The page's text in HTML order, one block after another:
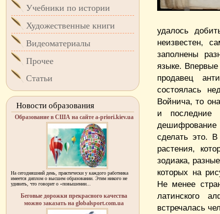
удалось
неизвестен,
заполнены
языке. Впервые
продавец
состоялась
Войнича, то
и последние
дешифрование
сделать это. В
растения,
зодиака,
которых на
Не менее
латинского
встречалась
Учебники по истории
Художественные книги
Видеоматериалы
Прочее
Статьи
Новости образования
Образование в США на сайте a-priori.kiev.ua
На сегодняшний день, практически у каждого работника
имеется диплом о высшем образовании. Этим никого не
удивить, что говорит о «повышении...
Беговые дорожки прекрасного качества
можно заказать на globalsport.com.ua